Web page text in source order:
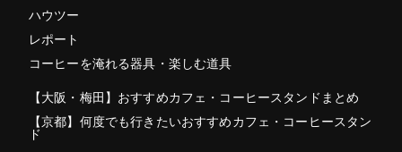
ハウツー
レポート
コーヒーを淹れる器具・楽しむ道具
【大阪・梅田】おすすめカフェ・コーヒースタンドまとめ
【京都】何度でも行きたいおすすめカフェ・コーヒースタン
ド